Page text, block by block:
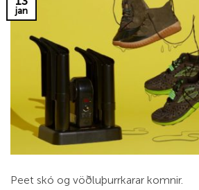
jan
Peet skó og vöðluþurrkarar komnir.